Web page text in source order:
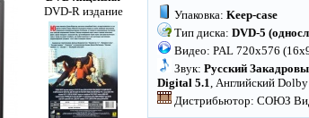
DVD-R издание
Упаковка: Keep-case
Тип диска: DVD-5
Видео: PAL 720x576
Звук: Русский
Digital 5.1, Английский
Дистрибьютор: СОЮЗ